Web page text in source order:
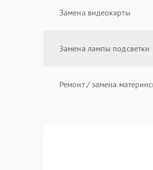
Замена видеокарты
Замена лампы подсветки
Ремонт / замена